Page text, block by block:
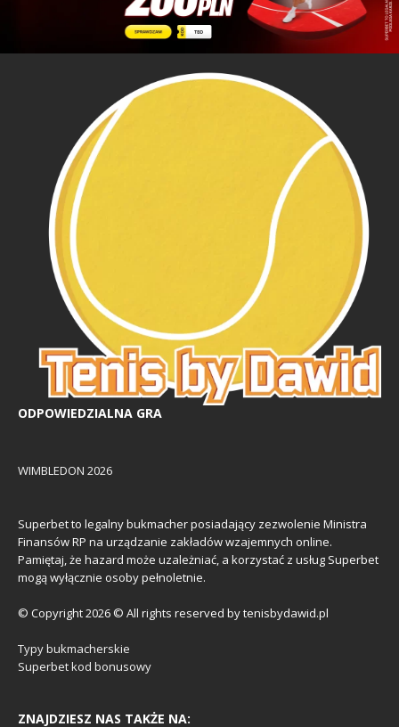
ODPOWIEDZIALNA GRA
WIMBLEDON 2026
Superbet to legalny bukmacher posiadający zezwolenie Ministra
Finansów RP na urządzanie zakładów wzajemnych online.
Pamiętaj, że hazard może uzależniać, a korzystać z usług Superbet
mogą wyłącznie osoby pełnoletnie.
© Copyright 2026 © All rights reserved by tenisbydawid.pl
Typy bukmacherskie
Superbet kod bonusowy
ZNAJDZIESZ NAS TAKŻE NA: